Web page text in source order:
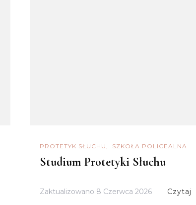
PROTETYK SŁUCHU SZKOŁA POLICEALNA
Studium Protetyki Słuchu
Zaktualizowano 8 Czerwca 2026 Czytaj